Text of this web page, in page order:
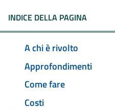
INDICE DELLA PAGINA
A chi è rivolto
Approfondimenti
Come fare
Costi